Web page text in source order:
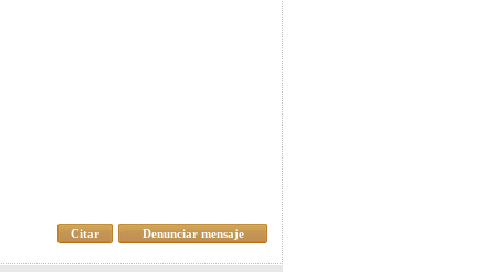
Denunciar mensaje
Citar